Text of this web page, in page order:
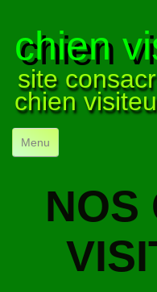
chien
site
chien
Menu
NOS VISITES ▼
▼
NOS